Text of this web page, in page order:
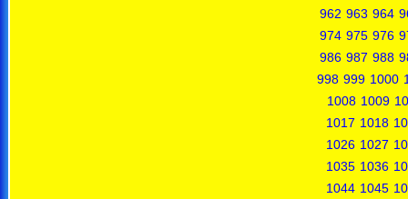
962 963 964
974 975 976
986 987 988
998 999 1000
1008 1009
1017 1018
1026 1027
1035 1036
1044 1045